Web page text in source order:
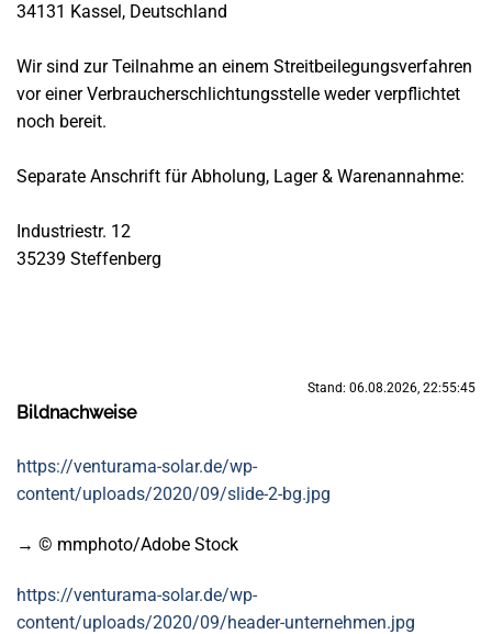
34131 Kassel, Deutschland
Wir sind zur Teilnahme an einem Streitbeilegungsverfahren
vor einer Verbraucherschlichtungsstelle weder verpflichtet
noch bereit.
Separate Anschrift für Abholung, Lager & Warenannahme:
Industriestr. 12
35239 Steffenberg
Stand: 06.08.2026, 22:55:45
Bildnachweise
https://venturama-solar.de/wp-
content/uploads/2020/09/slide-2-bg.jpg
→ © mmphoto/Adobe Stock
https://venturama-solar.de/wp-
content/uploads/2020/09/header-unternehmen.jpg